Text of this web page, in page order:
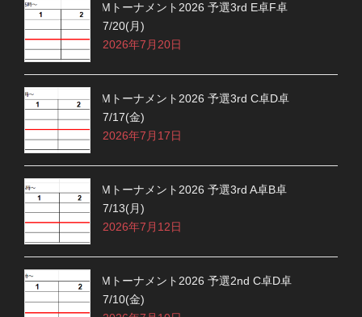
Mトーナメント2026 予選3rd E卓F卓
7/20(月)
2026年7月20日
Mトーナメント2026 予選3rd C卓D卓
7/17(金)
2026年7月17日
Mトーナメント2026 予選3rd A卓B卓
7/13(月)
2026年7月12日
Mトーナメント2026 予選2nd C卓D卓
7/10(金)